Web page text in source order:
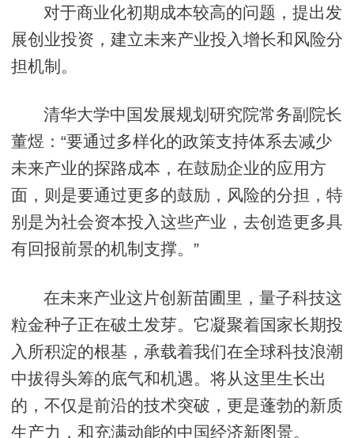
对于商业化初期成本较高的问题，提出发
展创业投资，建立未来产业投入增长和风险分
担机制。
清华大学中国发展规划研究院常务副院长
董煜：“要通过多样化的政策支持体系去减少
未来产业的探路成本，在鼓励企业的应用方
面，则是要通过更多的鼓励，风险的分担，特
别是为社会资本投入这些产业，去创造更多具
有回报前景的机制支撑。”
在未来产业这片创新苗圃里，量子科技这
粒金种子正在破土发芽。它凝聚着国家长期投
入所积淀的根基，承载着我们在全球科技浪潮
中拔得头筹的底气和机遇。将从这里生长出
的，不仅是前沿的技术突破，更是蓬勃的新质
生产力，和充满动能的中国经济新图景。